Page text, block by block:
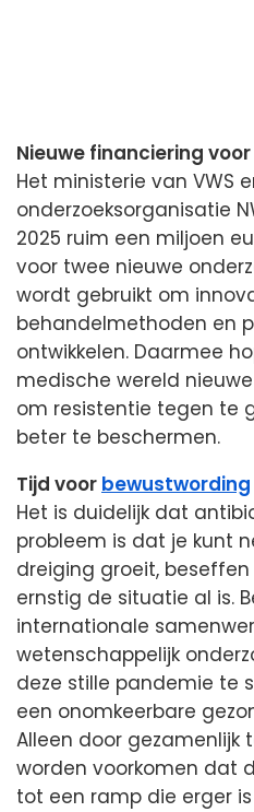
Nieuwe financiering
Het ministerie van VWS
onderzoeksorganisatie
2025 ruim een miljoen
voor twee nieuwe
wordt gebruikt om
behandelmethoden en
ontwikkelen. Daarmee
medische wereld
om resistentie tegen te
beter te beschermen.
Tijd voor bewustwording
Het is duidelijk dat
probleem is dat je kunt
dreiging groeit,
ernstig de situatie al is.
internationale
wetenschappelijk
deze stille pandemie te
een onomkeerbare
Alleen door gezamenlijk
worden voorkomen dat
tot een ramp die erger